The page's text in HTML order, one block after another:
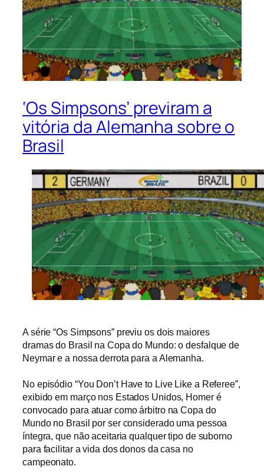
‘Os Simpsons’ previram a
vitória da Alemanha sobre o
Brasil
A série “Os Simpsons” previu os dois maiores
dramas do Brasil na Copa do Mundo: o desfalque de
Neymar e a nossa derrota para a Alemanha.
No episódio “You Don’t Have to Live Like a Referee”,
exibido em março nos Estados Unidos, Homer é
convocado para atuar como árbitro na Copa do
Mundo no Brasil por ser considerado uma pessoa
íntegra, que não aceitaria qualquer tipo de suborno
para facilitar a vida dos donos da casa no
campeonato.